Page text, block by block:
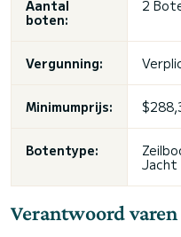
Aantal
boten:
2
Vergunning:
Minimumprijs:
Botentype:
Jacht
Verantwoord varen